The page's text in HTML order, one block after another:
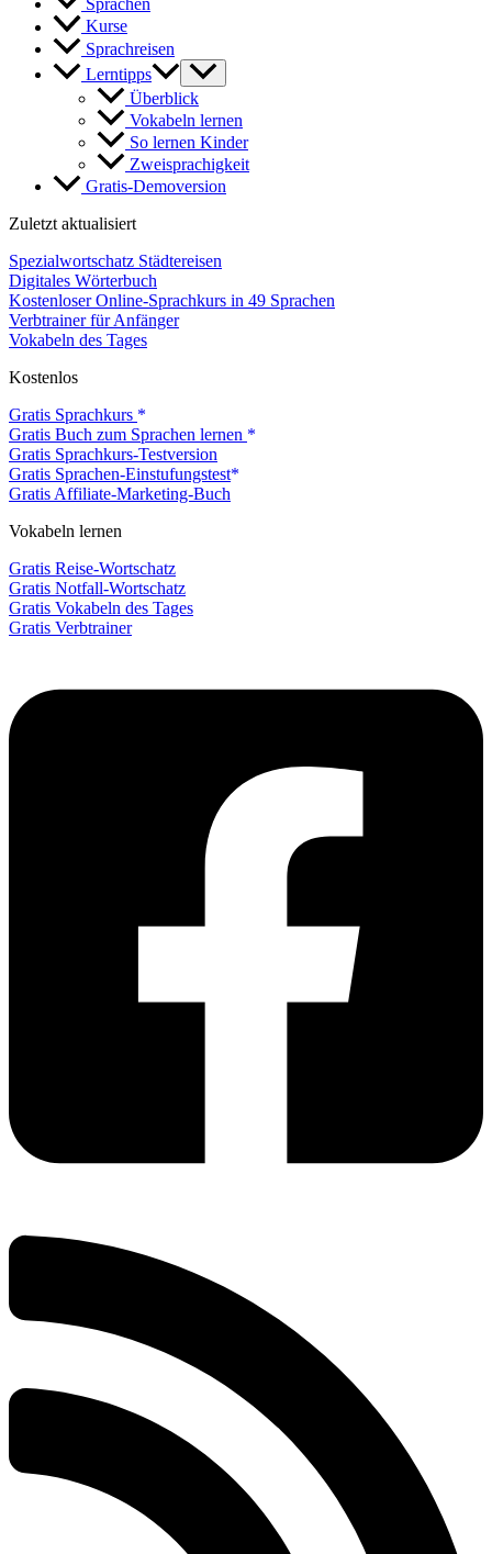
Sprachen
Kurse
Sprachreisen
Lerntipps
Überblick
Vokabeln lernen
So lernen Kinder
Zweisprachigkeit
Gratis-Demoversion
Zuletzt aktualisiert
Spezialwortschatz Städtereisen
Digitales Wörterbuch
Kostenloser Online-Sprachkurs in 49 Sprachen
Verbtrainer für Anfänger
Vokabeln des Tages
Kostenlos
Gratis Sprachkurs
Gratis Buch zum Sprachen lernen
Gratis Sprachkurs-Testversion
Gratis Sprachen-Einstufungstest
Gratis Affiliate-Marketing-Buch
Vokabeln lernen
Gratis Reise-Wortschatz
Gratis Notfall-Wortschatz
Gratis Vokabeln des Tages
Gratis Verbtrainer